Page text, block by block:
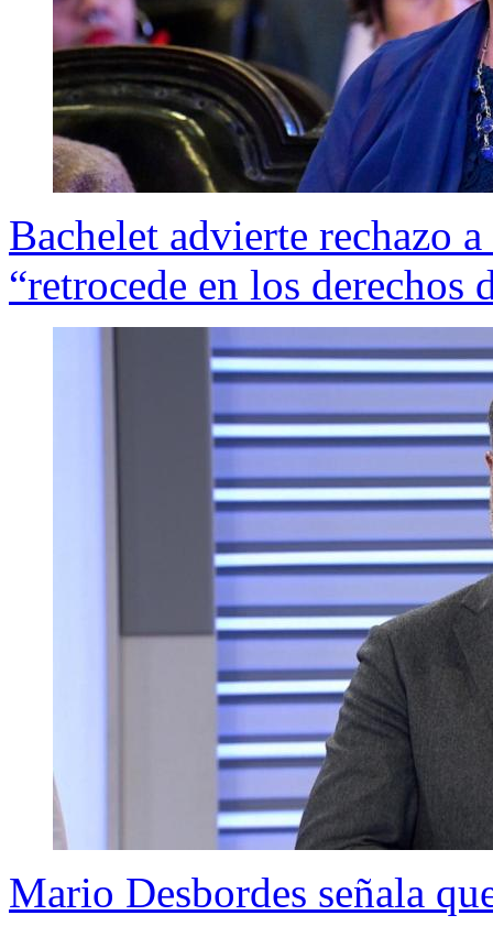
Bachelet advierte rechazo
“retrocede en los derechos
Mario Desbordes señala